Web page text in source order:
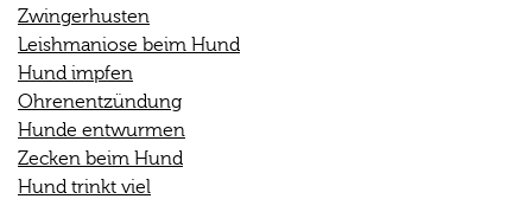
Zwingerhusten
Leishmaniose beim Hund
Hund impfen
Ohrenentzündung
Hunde entwurmen
Zecken beim Hund
Hund trinkt viel